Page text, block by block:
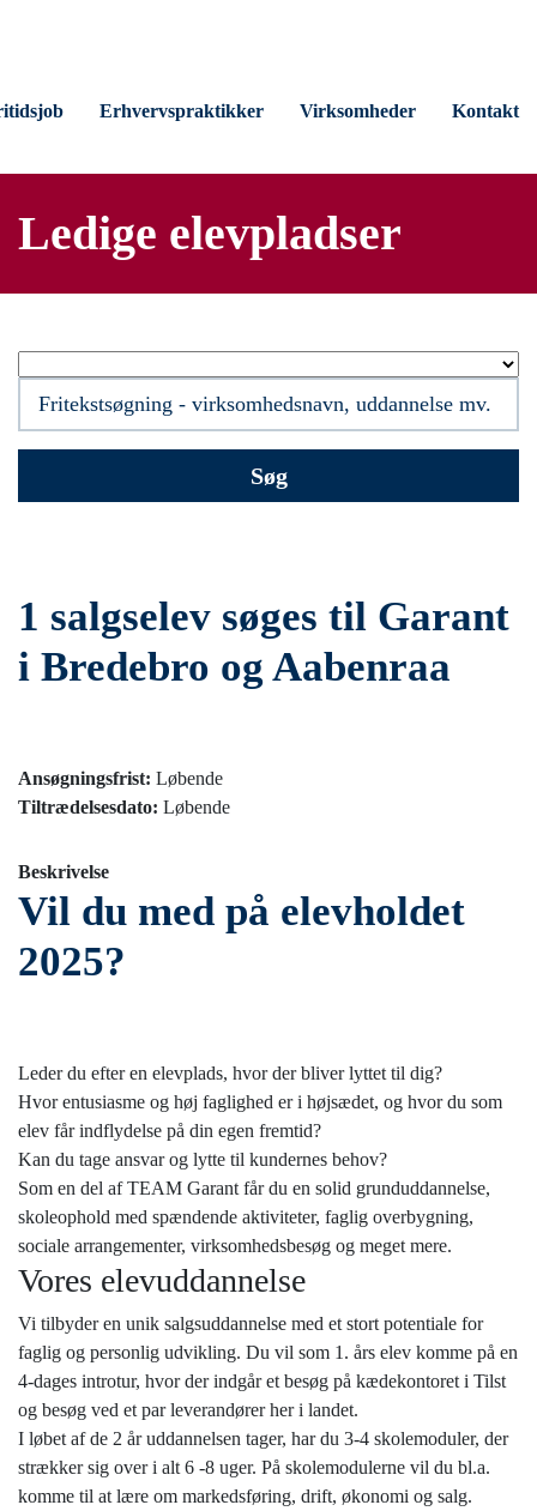
Erhvervspraktikker Virksomheder Kontakt
Ledige elevpladser
Søg
1 salgselev søges til Garant
i Bredebro og Aabenraa
Ansøgningsfrist: Løbende
Tiltrædelsesdato: Løbende
Beskrivelse
Vil du med på elevholdet
2025?
Leder du efter en elevplads, hvor der bliver lyttet til dig?
Hvor entusiasme og høj faglighed er i højsædet, og hvor du som
elev får indflydelse på din egen fremtid?
Kan du tage ansvar og lytte til kundernes behov?
Som en del af TEAM Garant får du en solid grunduddannelse,
skoleophold med spændende aktiviteter, faglig overbygning,
sociale arrangementer, virksomhedsbesøg og meget mere.
Vores elevuddannelse
Vi tilbyder en unik salgsuddannelse med et stort potentiale for
faglig og personlig udvikling. Du vil som 1. års elev komme på en
4-dages introtur, hvor der indgår et besøg på kædekontoret i Tilst
og besøg ved et par leverandører her i landet.
I løbet af de 2 år uddannelsen tager, har du 3-4 skolemoduler, der
strækker sig over i alt 6 -8 uger. På skolemodulerne vil du bl.a.
komme til at lære om markedsføring, drift, økonomi og salg.